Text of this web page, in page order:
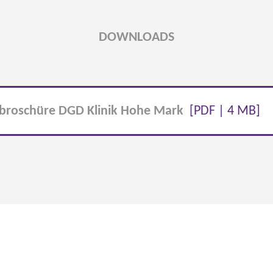
DOWNLOADS
DGD Klinik Hohe Mark [PDF | 4 MB]